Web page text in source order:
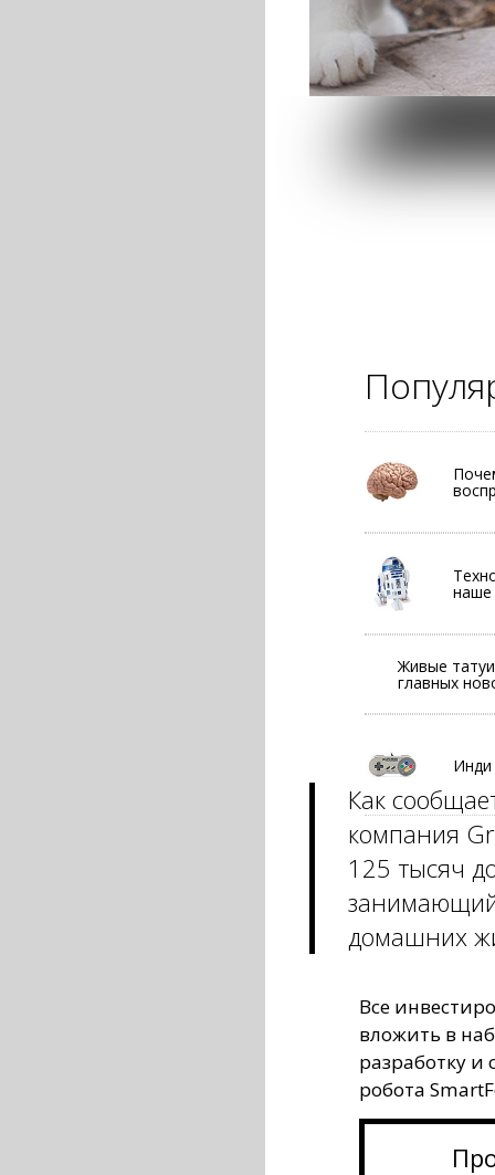
наше
Живые
главных
Инди
Как
компания
125 тысяч
домашних
Все
вложить в
разработку и
робота